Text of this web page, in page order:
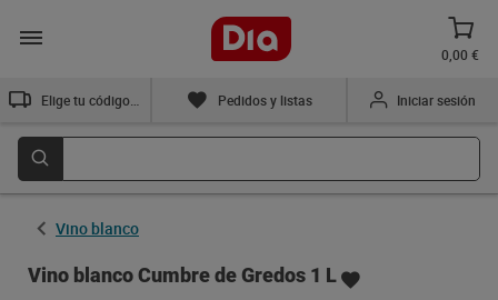
0,00 €
Pedidos y listas Iniciar sesión
Vino blanco
Vino blanco Cumbre de Gredos 1 L